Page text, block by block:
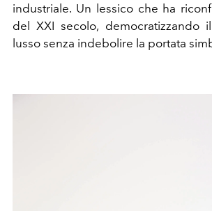
industriale. Un lessico che ha
del XXI secolo, democratizzando
lusso senza indebolire la portata